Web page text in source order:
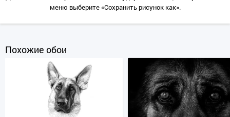
меню выберите «Сохранить рисунок как».
Похожие обои